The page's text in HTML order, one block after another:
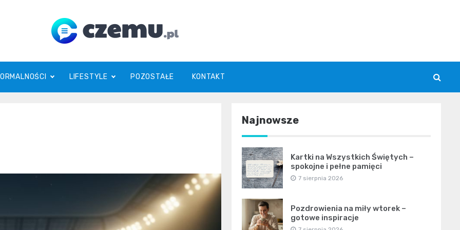
czemu.pl
LIFESTYLE POZOSTAŁE KONTAKT
Najnowsze
Kartki na Wszystkich Świętych –
spokojne i pełne pamięci
7 sierpnia 2026
Pozdrowienia na miły wtorek –
gotowe inspiracje